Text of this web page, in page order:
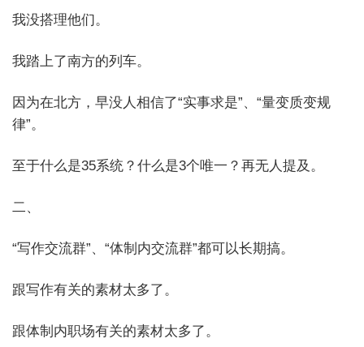
我没搭理他们。
我踏上了南方的列车。
因为在北方，早没人相信了“实事求是”、“量变质变规
律”。
至于什么是35系统？什么是3个唯一？再无人提及。
二、
“写作交流群”、“体制内交流群”都可以长期搞。
跟写作有关的素材太多了。
跟体制内职场有关的素材太多了。